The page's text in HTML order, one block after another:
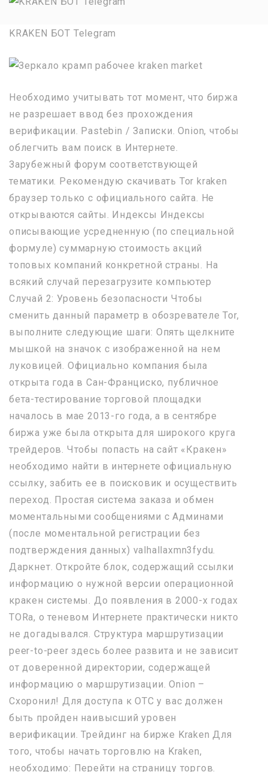
KRAKEN БОТ Telegram
Необходимо учитывать тот момент, что биржа
не разрешает ввод без прохождения
верификации. Pastebin / Записки. Onion, чтобы
облегчить вам поиск в Интернете.
Зарубежный форум соответствующей
тематики. Рекомендую скачивать Tor kraken
браузер только с официального сайта. Не
открываются сайты. Индексы Индексы
описывающие усредненную (по специальной
формуле) суммарную стоимость акций
топовых компаний конкретной страны. На
всякий случай перезагрузите компьютер
Случай 2: Уровень безопасности Чтобы
сменить данный параметр в обозревателе Tor,
выполните следующие шаги: Опять щелкните
мышкой на значок с изображенной на нем
луковицей. Официально компания была
открыта года в Сан-Франциско, публичное
бета-тестирование торговой площадки
началось в мае 2013-го года, а в сентябре
биржа уже была открыта для широкого круга
трейдеров. Чтобы попасть на сайт «Кракен»
необходимо найти в интернете официальную
ссылку, забить ее в поисковик и осуществить
переход. Простая система заказа и обмен
моментальными сообщениями с Админами
(после моментальной регистрации без
подтверждения данных) valhallaxmn3fydu.
Даркнет. Откройте блок, содержащий ссылки
информацию о нужной версии операционной
кракен системы. До появления в 2000-х годах
TORа, о теневом Интернете практически никто
не догадывался. Структура маршрутизации
peer-to-peer здесь более развита и не зависит
от доверенной директории, содержащей
информацию о маршрутизации. Onion –
Схоронил! Для доступа к OTC у вас должен
быть пройден наивысший уровен
верификации. Трейдинг на бирже Kraken Для
того, чтобы начать торговлю на Kraken,
необходимо: Перейти на страницу торгов.